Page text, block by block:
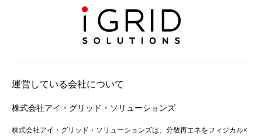
運営している会社について
株式会社アイ・グリッド・ソリューションズ
株式会社アイ・グリッド・ソリューションズは、分散再エネをフィジカル×